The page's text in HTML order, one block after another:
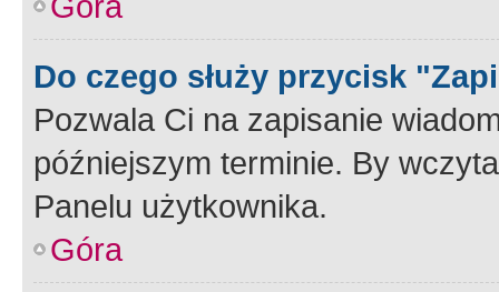
Do czego służy przycisk
Pozwala Ci na zapisanie
późniejszym terminie. By
Panelu użytkownika.
Góra